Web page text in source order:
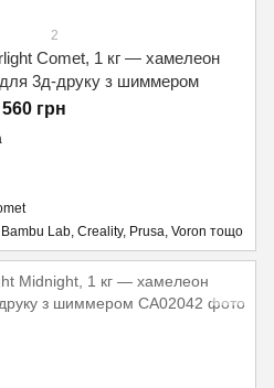
2
Comet, 1 кг — хамелеон
3д-друку з шиммером
560 грн
Bambu Lab, Creality, Prusa, Voron тощо